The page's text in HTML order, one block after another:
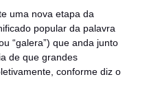
uma nova etapa da
popular da palavra
“galera”) que anda junto
de que grandes
conforme diz o